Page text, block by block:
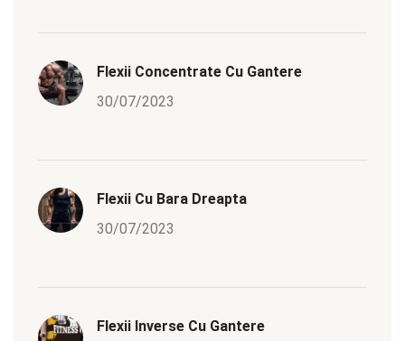
Flexii Concentrate Cu Gantere
30/07/2023
Flexii Cu Bara Dreapta
30/07/2023
Flexii Inverse Cu Gantere